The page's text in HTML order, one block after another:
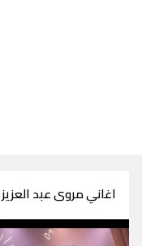
اغاني مروى عبد العزيز 5 اغنية